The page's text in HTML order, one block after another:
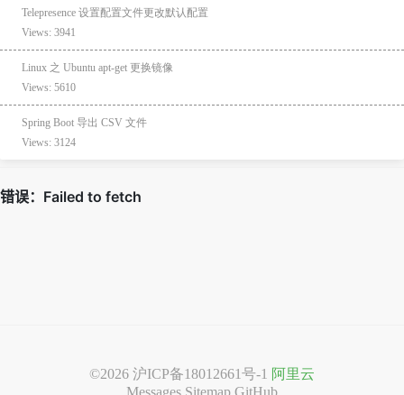
Telepresence 设置配置文件更改默认配置
Views: 3941
Linux 之 Ubuntu apt-get 更换镜像
Views: 5610
Spring Boot 导出 CSV 文件
Views: 3124
©2026 沪ICP备18012661号-1 阿里云
Messages Sitemap GitHub